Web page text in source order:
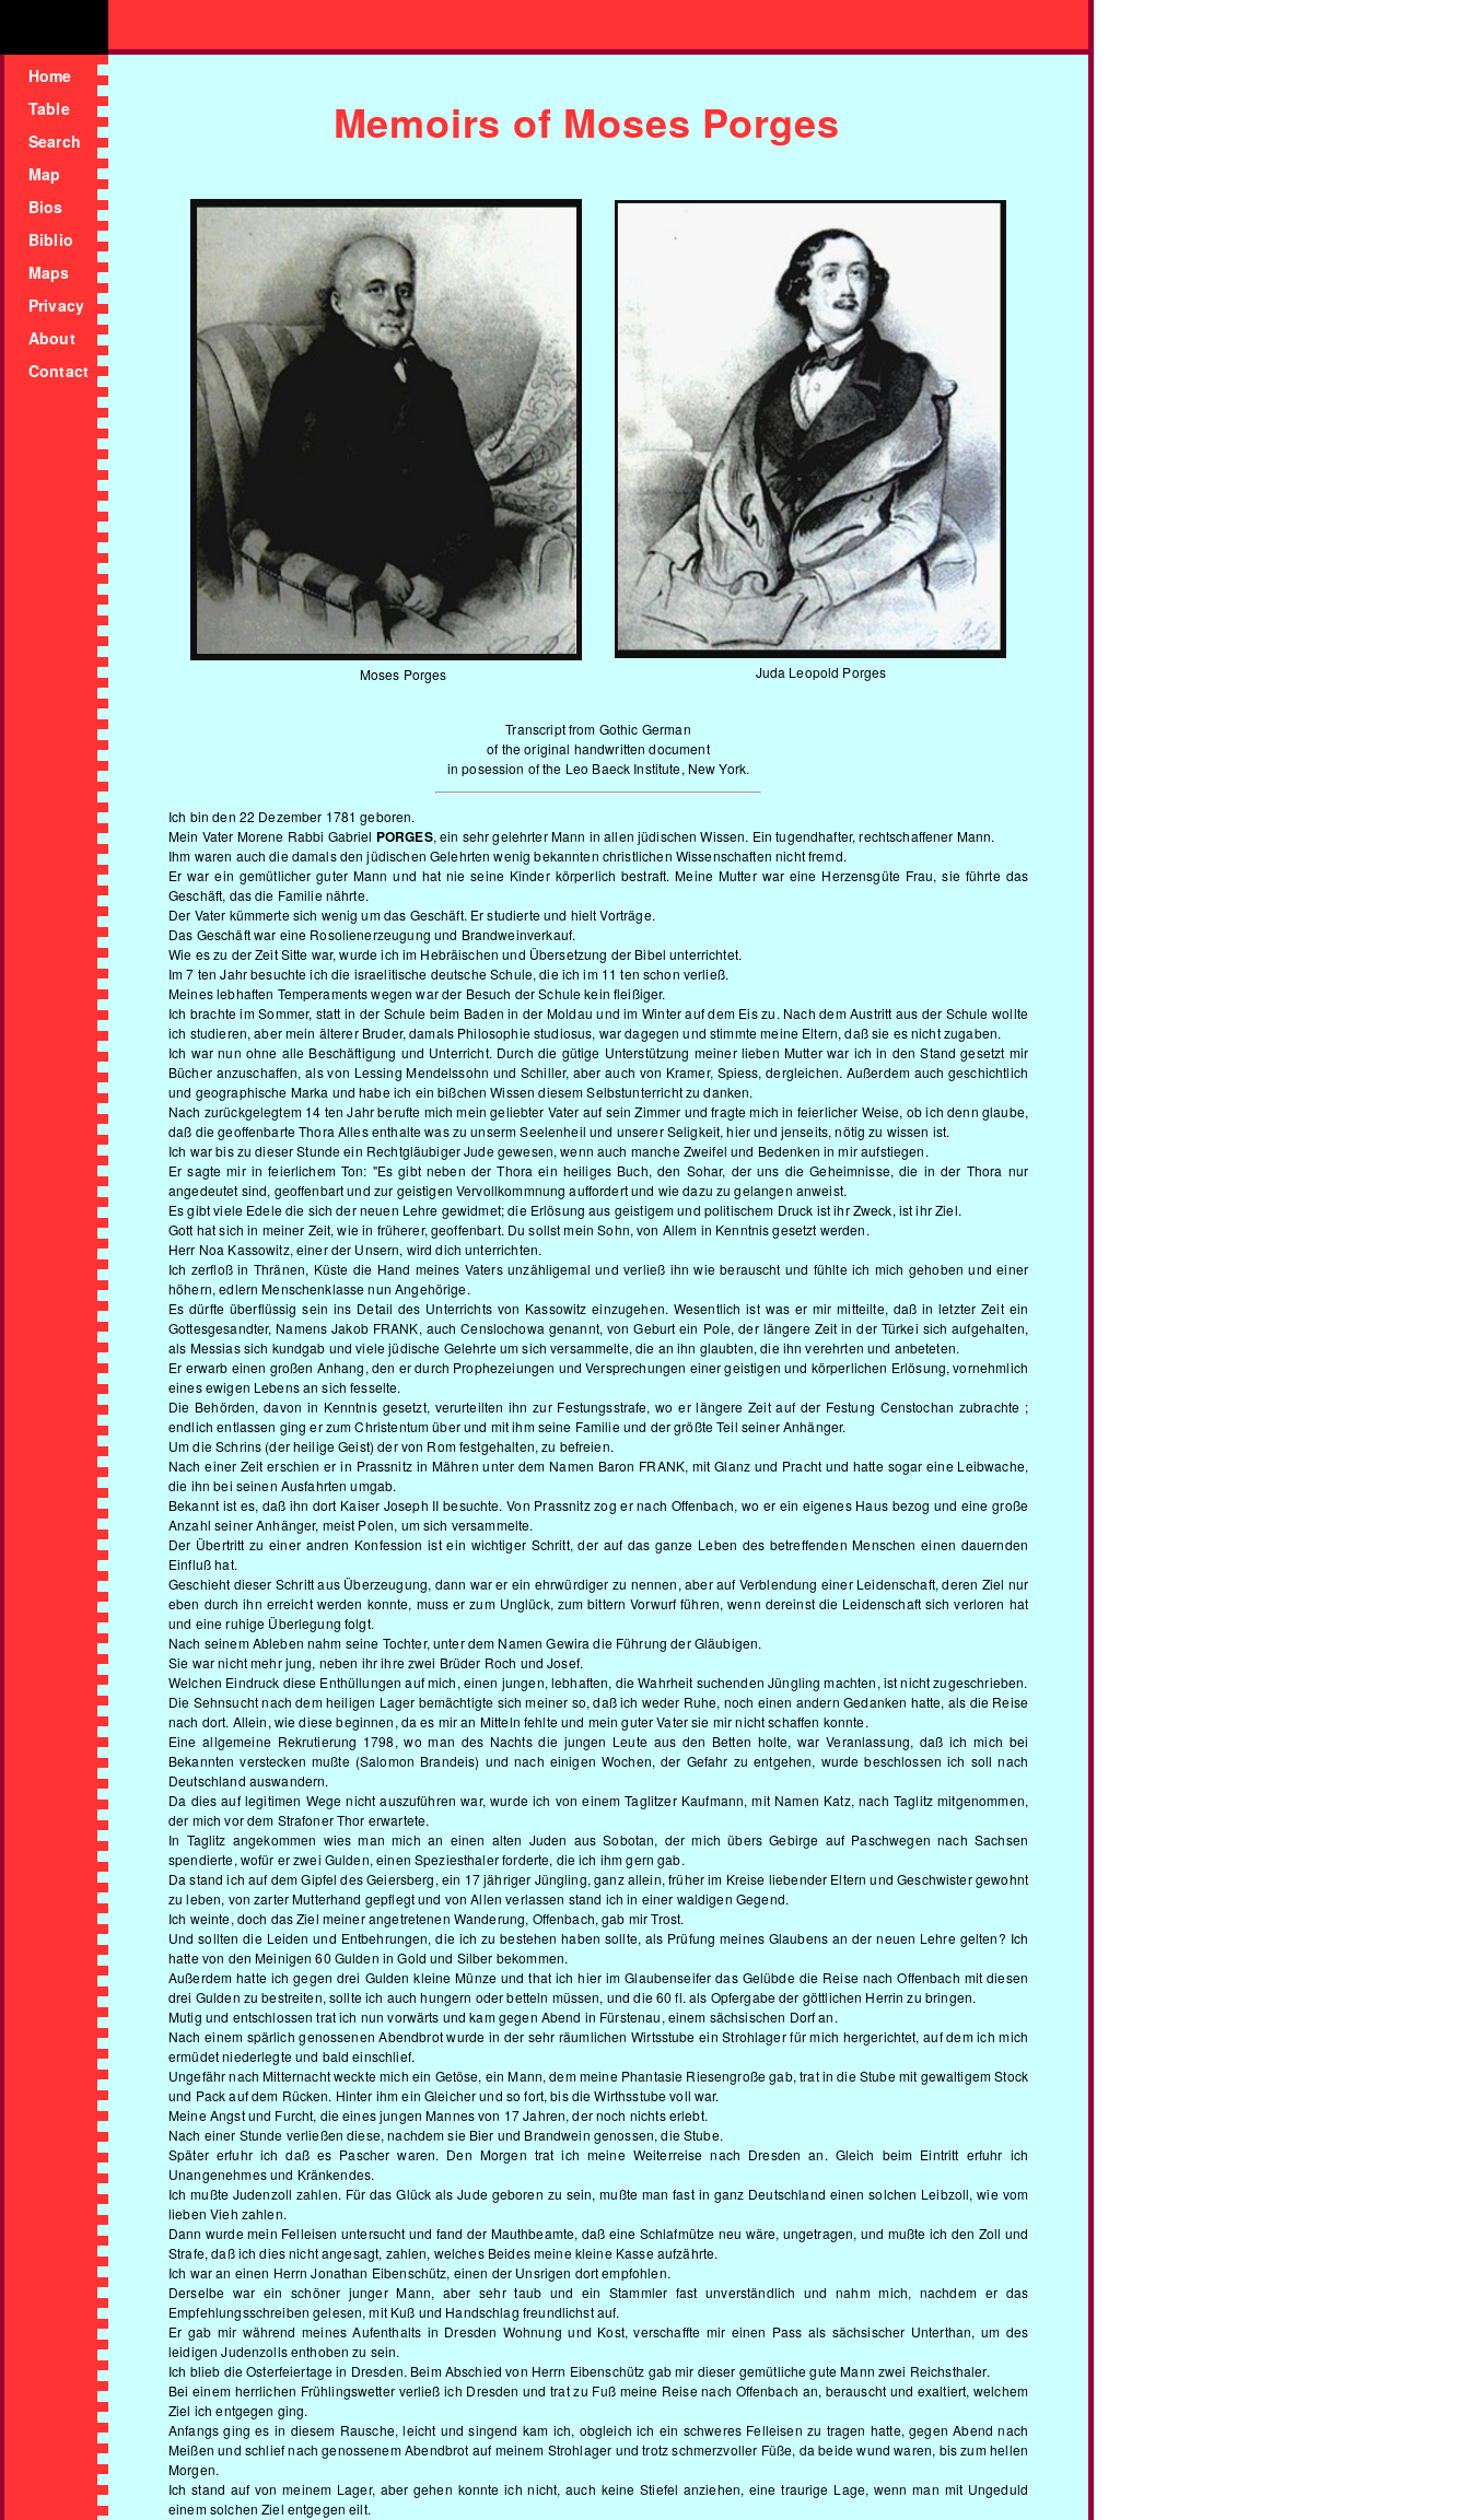
Home
Table
Search
Map
Bios
Biblio
Maps
Privacy
About
Contact
Memoirs of Moses Porges
Moses Porges Juda Leopold Porges
Transcript from Gothic German
of the original handwritten document
in posession of the Leo Baeck Institute, New York.
Ich bin den 22 Dezember 1781 geboren.
Mein Vater Morene Rabbi Gabriel PORGES, ein sehr gelehrter Mann in allen jüdischen Wissen. Ein tugendhafter, rechtschaffener Mann.
Ihm waren auch die damals den jüdischen Gelehrten wenig bekannten christlichen Wissenschaften nicht fremd.
Er war ein gemütlicher guter Mann und hat nie seine Kinder körperlich bestraft. Meine Mutter war eine Herzensgüte Frau, sie führte das
Geschäft, das die Familie nährte.
Der Vater kümmerte sich wenig um das Geschäft. Er studierte und hielt Vorträge.
Das Geschäft war eine Rosolienerzeugung und Brandweinverkauf.
Wie es zu der Zeit Sitte war, wurde ich im Hebräischen und Übersetzung der Bibel unterrichtet.
Im 7 ten Jahr besuchte ich die israelitische deutsche Schule, die ich im 11 ten schon verließ.
Meines lebhaften Temperaments wegen war der Besuch der Schule kein fleißiger.
Ich brachte im Sommer, statt in der Schule beim Baden in der Moldau und im Winter auf dem Eis zu. Nach dem Austritt aus der Schule wollte
ich studieren, aber mein älterer Bruder, damals Philosophie studiosus, war dagegen und stimmte meine Eltern, daß sie es nicht zugaben.
Ich war nun ohne alle Beschäftigung und Unterricht. Durch die gütige Unterstützung meiner lieben Mutter war ich in den Stand gesetzt mir
Bücher anzuschaffen, als von Lessing Mendelssohn und Schiller, aber auch von Kramer, Spiess, dergleichen. Außerdem auch geschichtlich
und geographische Marka und habe ich ein bißchen Wissen diesem Selbstunterricht zu danken.
Nach zurückgelegtem 14 ten Jahr berufte mich mein geliebter Vater auf sein Zimmer und fragte mich in feierlicher Weise, ob ich denn glaube,
daß die geoffenbarte Thora Alles enthalte was zu unserm Seelenheil und unserer Seligkeit, hier und jenseits, nötig zu wissen ist.
Ich war bis zu dieser Stunde ein Rechtgläubiger Jude gewesen, wenn auch manche Zweifel und Bedenken in mir aufstiegen.
Er sagte mir in feierlichem Ton: "Es gibt neben der Thora ein heiliges Buch, den Sohar, der uns die Geheimnisse, die in der Thora nur
angedeutet sind, geoffenbart und zur geistigen Vervollkommnung auffordert und wie dazu zu gelangen anweist.
Es gibt viele Edele die sich der neuen Lehre gewidmet; die Erlösung aus geistigem und politischem Druck ist ihr Zweck, ist ihr Ziel.
Gott hat sich in meiner Zeit, wie in früherer, geoffenbart. Du sollst mein Sohn, von Allem in Kenntnis gesetzt werden.
Herr Noa Kassowitz, einer der Unsern, wird dich unterrichten.
Ich zerfloß in Thränen, Küste die Hand meines Vaters unzähligemal und verließ ihn wie berauscht und fühlte ich mich gehoben und einer
höhern, edlern Menschenklasse nun Angehörige.
Es dürfte überflüssig sein ins Detail des Unterrichts von Kassowitz einzugehen. Wesentlich ist was er mir mitteilte, daß in letzter Zeit ein
Gottesgesandter, Namens Jakob FRANK, auch Censlochowa genannt, von Geburt ein Pole, der längere Zeit in der Türkei sich aufgehalten,
als Messias sich kundgab und viele jüdische Gelehrte um sich versammelte, die an ihn glaubten, die ihn verehrten und anbeteten.
Er erwarb einen großen Anhang, den er durch Prophezeiungen und Versprechungen einer geistigen und körperlichen Erlösung, vornehmlich
eines ewigen Lebens an sich fesselte.
Die Behörden, davon in Kenntnis gesetzt, verurteilten ihn zur Festungsstrafe, wo er längere Zeit auf der Festung Censtochan zubrachte ;
endlich entlassen ging er zum Christentum über und mit ihm seine Familie und der größte Teil seiner Anhänger.
Um die Schrins (der heilige Geist) der von Rom festgehalten, zu befreien.
Nach einer Zeit erschien er in Prassnitz in Mähren unter dem Namen Baron FRANK, mit Glanz und Pracht und hatte sogar eine Leibwache,
die ihn bei seinen Ausfahrten umgab.
Bekannt ist es, daß ihn dort Kaiser Joseph II besuchte. Von Prassnitz zog er nach Offenbach, wo er ein eigenes Haus bezog und eine große
Anzahl seiner Anhänger, meist Polen, um sich versammelte.
Der Übertritt zu einer andren Konfession ist ein wichtiger Schritt, der auf das ganze Leben des betreffenden Menschen einen dauernden
Einfluß hat.
Geschieht dieser Schritt aus Überzeugung, dann war er ein ehrwürdiger zu nennen, aber auf Verblendung einer Leidenschaft, deren Ziel nur
eben durch ihn erreicht werden konnte, muss er zum Unglück, zum bittern Vorwurf führen, wenn dereinst die Leidenschaft sich verloren hat
und eine ruhige Überlegung folgt.
Nach seinem Ableben nahm seine Tochter, unter dem Namen Gewira die Führung der Gläubigen.
Sie war nicht mehr jung, neben ihr ihre zwei Brüder Roch und Josef.
Welchen Eindruck diese Enthüllungen auf mich, einen jungen, lebhaften, die Wahrheit suchenden Jüngling machten, ist nicht zugeschrieben.
Die Sehnsucht nach dem heiligen Lager bemächtigte sich meiner so, daß ich weder Ruhe, noch einen andern Gedanken hatte, als die Reise
nach dort. Allein, wie diese beginnen, da es mir an Mitteln fehlte und mein guter Vater sie mir nicht schaffen konnte.
Eine allgemeine Rekrutierung 1798, wo man des Nachts die jungen Leute aus den Betten holte, war Veranlassung, daß ich mich bei
Bekannten verstecken mußte (Salomon Brandeis) und nach einigen Wochen, der Gefahr zu entgehen, wurde beschlossen ich soll nach
Deutschland auswandern.
Da dies auf legitimen Wege nicht auszuführen war, wurde ich von einem Taglitzer Kaufmann, mit Namen Katz, nach Taglitz mitgenommen,
der mich vor dem Strafoner Thor erwartete.
In Taglitz angekommen wies man mich an einen alten Juden aus Sobotan, der mich übers Gebirge auf Paschwegen nach Sachsen
spendierte, wofür er zwei Gulden, einen Speziesthaler forderte, die ich ihm gern gab.
Da stand ich auf dem Gipfel des Geiersberg, ein 17 jähriger Jüngling, ganz allein, früher im Kreise liebender Eltern und Geschwister gewohnt
zu leben, von zarter Mutterhand gepflegt und von Allen verlassen stand ich in einer waldigen Gegend.
Ich weinte, doch das Ziel meiner angetretenen Wanderung, Offenbach, gab mir Trost.
Und sollten die Leiden und Entbehrungen, die ich zu bestehen haben sollte, als Prüfung meines Glaubens an der neuen Lehre gelten? Ich
hatte von den Meinigen 60 Gulden in Gold und Silber bekommen.
Außerdem hatte ich gegen drei Gulden kleine Münze und that ich hier im Glaubenseifer das Gelübde die Reise nach Offenbach mit diesen
drei Gulden zu bestreiten, sollte ich auch hungern oder betteln müssen, und die 60 fl. als Opfergabe der göttlichen Herrin zu bringen.
Mutig und entschlossen trat ich nun vorwärts und kam gegen Abend in Fürstenau, einem sächsischen Dorf an.
Nach einem spärlich genossenen Abendbrot wurde in der sehr räumlichen Wirtsstube ein Strohlager für mich hergerichtet, auf dem ich mich
ermüdet niederlegte und bald einschlief.
Ungefähr nach Mitternacht weckte mich ein Getöse, ein Mann, dem meine Phantasie Riesengroße gab, trat in die Stube mit gewaltigem Stock
und Pack auf dem Rücken. Hinter ihm ein Gleicher und so fort, bis die Wirthsstube voll war.
Meine Angst und Furcht, die eines jungen Mannes von 17 Jahren, der noch nichts erlebt.
Nach einer Stunde verließen diese, nachdem sie Bier und Brandwein genossen, die Stube.
Später erfuhr ich daß es Pascher waren. Den Morgen trat ich meine Weiterreise nach Dresden an. Gleich beim Eintritt erfuhr ich
Unangenehmes und Kränkendes.
Ich mußte Judenzoll zahlen. Für das Glück als Jude geboren zu sein, mußte man fast in ganz Deutschland einen solchen Leibzoll, wie vom
lieben Vieh zahlen.
Dann wurde mein Felleisen untersucht und fand der Mauthbeamte, daß eine Schlafmütze neu wäre, ungetragen, und mußte ich den Zoll und
Strafe, daß ich dies nicht angesagt, zahlen, welches Beides meine kleine Kasse aufzährte.
Ich war an einen Herrn Jonathan Eibenschütz, einen der Unsrigen dort empfohlen.
Derselbe war ein schöner junger Mann, aber sehr taub und ein Stammler fast unverständlich und nahm mich, nachdem er das
Empfehlungsschreiben gelesen, mit Kuß und Handschlag freundlichst auf.
Er gab mir während meines Aufenthalts in Dresden Wohnung und Kost, verschaffte mir einen Pass als sächsischer Unterthan, um des
leidigen Judenzolls enthoben zu sein.
Ich blieb die Osterfeiertage in Dresden. Beim Abschied von Herrn Eibenschütz gab mir dieser gemütliche gute Mann zwei Reichsthaler.
Bei einem herrlichen Frühlingswetter verließ ich Dresden und trat zu Fuß meine Reise nach Offenbach an, berauscht und exaltiert, welchem
Ziel ich entgegen ging.
Anfangs ging es in diesem Rausche, leicht und singend kam ich, obgleich ich ein schweres Felleisen zu tragen hatte, gegen Abend nach
Meißen und schlief nach genossenem Abendbrot auf meinem Strohlager und trotz schmerzvoller Füße, da beide wund waren, bis zum hellen
Morgen.
Ich stand auf von meinem Lager, aber gehen konnte ich nicht, auch keine Stiefel anziehen, eine traurige Lage, wenn man mit Ungeduld
einem solchen Ziel entgegen eilt.